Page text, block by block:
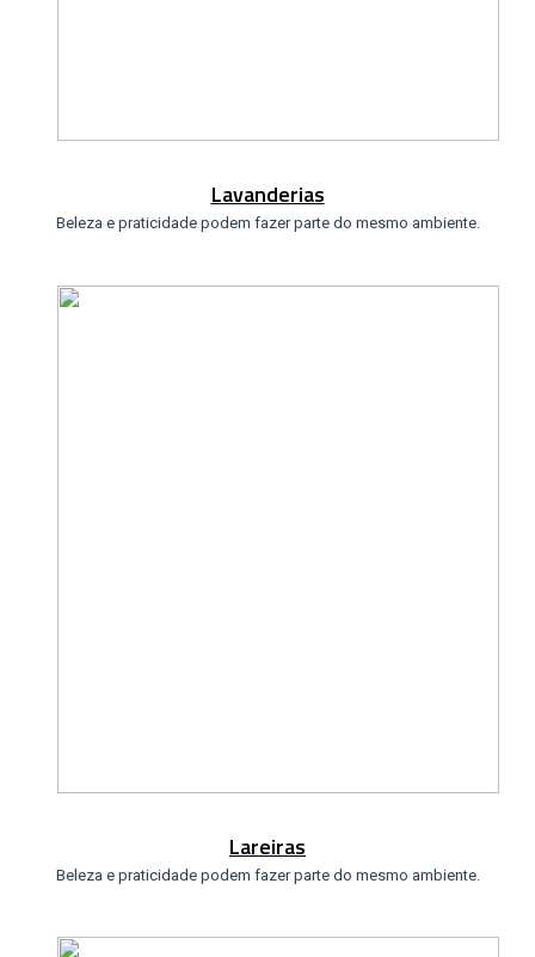
Lavanderias
Beleza e praticidade podem fazer parte do mesmo ambiente.
Lareiras
Beleza e praticidade podem fazer parte do mesmo ambiente.